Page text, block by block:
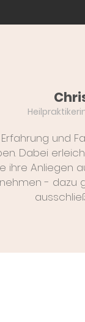
und
Dabei
ihre Anliegen
- dazu